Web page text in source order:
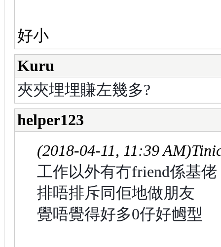
好小
Kuru
夾夾埋埋賺左幾多?
helper123
(2018-04-11, 11:39 AM)
工作以外有冇friend係基佬
排唔排斥同佢地做朋友
覺唔覺得好多0仔好乸型